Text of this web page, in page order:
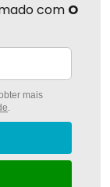
com O
mais
.